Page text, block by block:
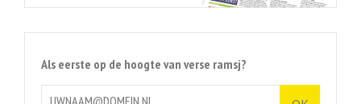
Als eerste op de hoogte van verse ramsj?